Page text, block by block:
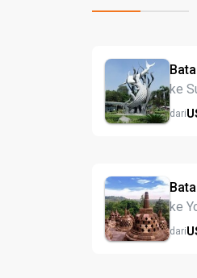
ke
dari
ke
dari